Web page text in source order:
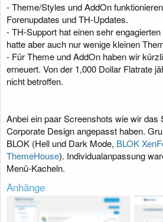
- Theme/Styles und AddOn
Forenupdates und TH-Updates.
- TH-Support hat einen sehr
hatte aber auch nur wenige kleinen
- Für Theme und AddOn haben wir
erneuert. Von der 1,000 Dollar Flatrate
nicht betroffen.
Anbei ein paar Screenshots wie wir das
Corporate Design angepasst haben.
BLOK (Hell und Dark Mode, BLOK
ThemeHouse). Individualanpassung
Menü-Kacheln.
Anhänge